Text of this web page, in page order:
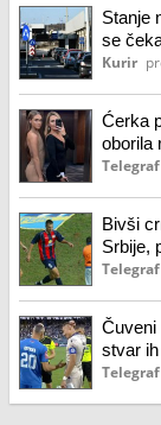
Stanje
se
prilazu
Kurir
Ćerka
oborila
njena
Telegraf
Bivši
Srbije,
uvek
Telegraf
Čuveni
stvar
Telegraf